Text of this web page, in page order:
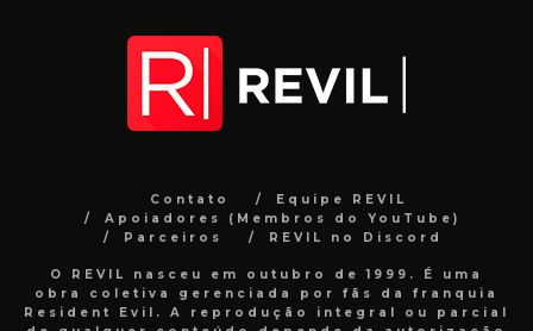
Contato
Equipe REVIL
Apoiadores (Membros do YouTube)
Parceiros
REVIL no Discord
O REVIL nasceu em outubro de 1999. É uma
obra coletiva gerenciada por fãs da franquia
Resident Evil. A reprodução integral ou parcial